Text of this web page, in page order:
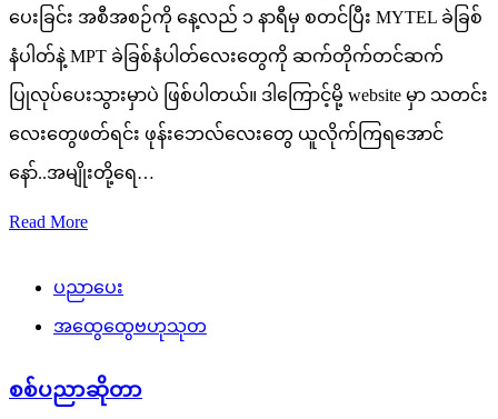
ပေးခြင်း အစီအစဉ်ကို နေ့လည် ၁ နာရီမှ စတင်ပြီး MYTEL ခဲခြစ်
နံပါတ်နဲ့ MPT ခဲခြစ်နံပါတ်လေးတွေကို ဆက်တိုက်တင်ဆက်
ပြုလုပ်ပေးသွားမှာပဲ ဖြစ်ပါတယ်။ ဒါကြောင့်မို့ website မှာ သတင်း
လေးတွေဖတ်ရင်း ဖုန်းဘေလ်လေးတွေ ယူလိုက်ကြရအောင်
နော်..အမျိုးတို့ရေ…
Read More
ပညာပေး
အထွေထွေဗဟုသုတ
စစ်ပညာဆိုတာ